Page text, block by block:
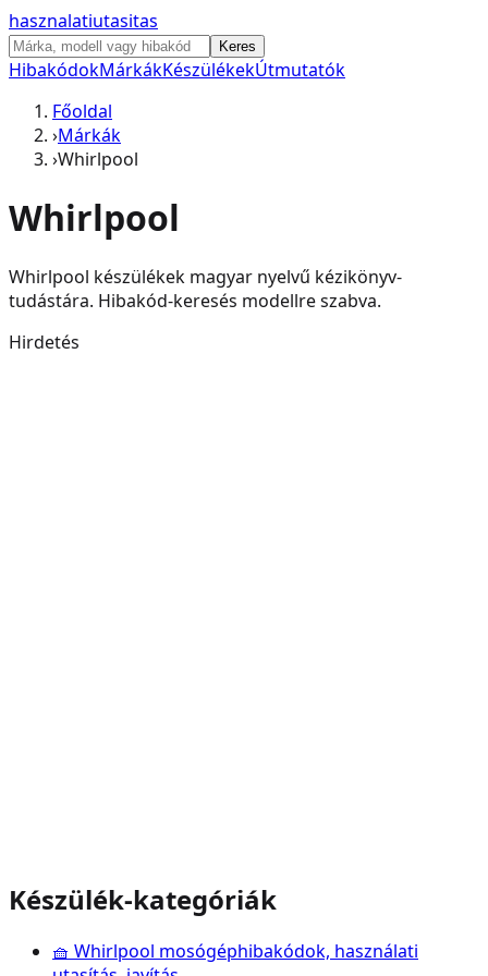
hasznalatiutasitas
Keres
HibakódokMárkákKészülékekÚtmutatók
Főoldal
›Márkák
›Whirlpool
Whirlpool
Whirlpool készülékek magyar nyelvű kézikönyv-
tudástára. Hibakód-keresés modellre szabva.
Hirdetés
Készülék-kategóriák
🧺 Whirlpool mosógéphibakódok, használati